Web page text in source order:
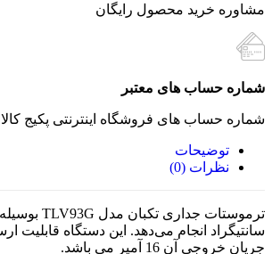
مشاوره خرید محصول رایگان
شماره حساب های معتبر
شماره حساب های فروشگاه اینترنتی پکیج کالا
توضیحات
نظرات (0)
جریان خروجی آن 16 آمپر می باشد.